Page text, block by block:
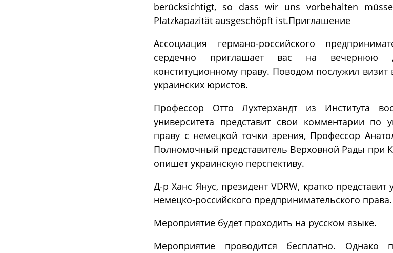
berücksichtigt, so dass wir uns vorbehalten
Platzkapazität ausgeschöpft ist.Приглашение
Ассоциация германо-российского
сердечно приглашает вас на вечернюю
конституционному праву. Поводом послужил
украинских юристов.
Профессор Отто Лухтерхандт из Института
университета представит свои комментарии по
праву с немецкой точки зрения, Профессор
Полномочный представитель Верховной Рады при
опишет украинскую перспективу.
Д-р Ханс Янус, президент VDRW, кратко
немецко-российского предпринимательского права.
Мероприятие будет проходить на русском языке.
Мероприятие проводится бесплатно. Однако